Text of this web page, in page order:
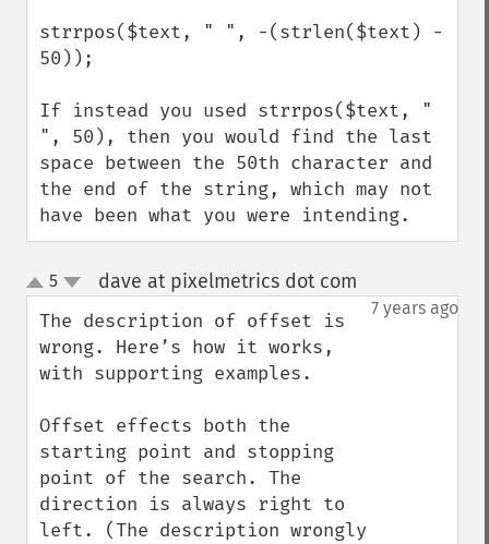
strrpos($text, " ", -(strlen($text) -
50));
If instead you used strrpos($text, "
", 50), then you would find the last
space between the 50th character and
the end of the string, which may not
have been what you were intending.
up
down
5 dave at pixelmetrics dot com
7 years ago
The description of offset is
wrong. Here’s how it works,
with supporting examples.
Offset effects both the
starting point and stopping
point of the search. The
direction is always right to
left. (The description wrongly